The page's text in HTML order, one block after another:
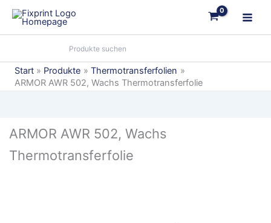
Zum
Inhalt
springen
Start Produkte
Thermotransferfolien
ARMOR AWR 502, Wachs Thermotransferfolie
ARMOR AWR 502, Wachs
Thermotransferfolie